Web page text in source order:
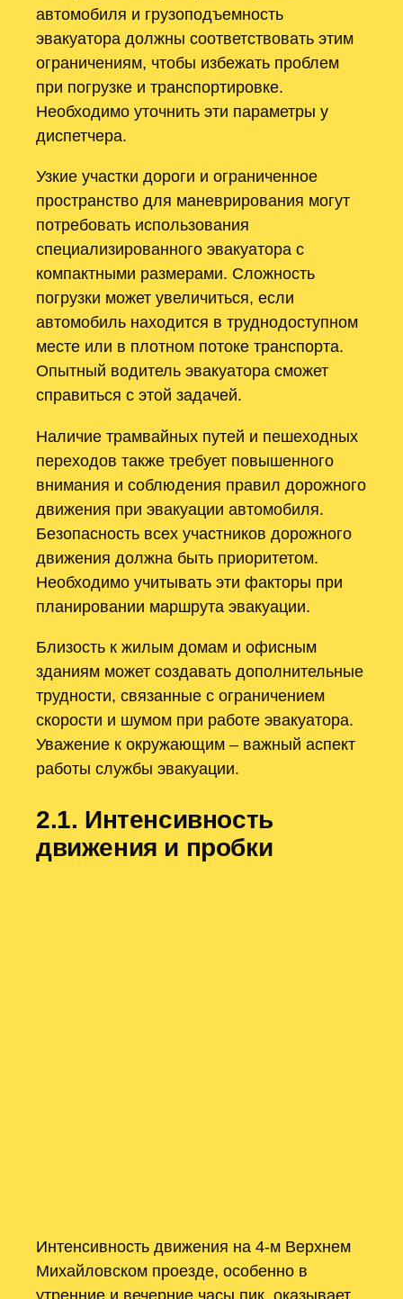
автомобиля и грузоподъемность
эвакуатора должны соответствовать этим
ограничениям, чтобы избежать проблем
при погрузке и транспортировке.
Необходимо уточнить эти параметры у
диспетчера.
Узкие участки дороги и ограниченное
пространство для маневрирования могут
потребовать использования
специализированного эвакуатора с
компактными размерами. Сложность
погрузки может увеличиться, если
автомобиль находится в труднодоступном
месте или в плотном потоке транспорта.
Опытный водитель эвакуатора сможет
справиться с этой задачей.
Наличие трамвайных путей и пешеходных
переходов также требует повышенного
внимания и соблюдения правил дорожного
движения при эвакуации автомобиля.
Безопасность всех участников дорожного
движения должна быть приоритетом.
Необходимо учитывать эти факторы при
планировании маршрута эвакуации.
Близость к жилым домам и офисным
зданиям может создавать дополнительные
трудности, связанные с ограничением
скорости и шумом при работе эвакуатора.
Уважение к окружающим – важный аспект
работы службы эвакуации.
2.1. Интенсивность
движения и пробки
Интенсивность движения на 4-м Верхнем
Михайловском проезде, особенно в